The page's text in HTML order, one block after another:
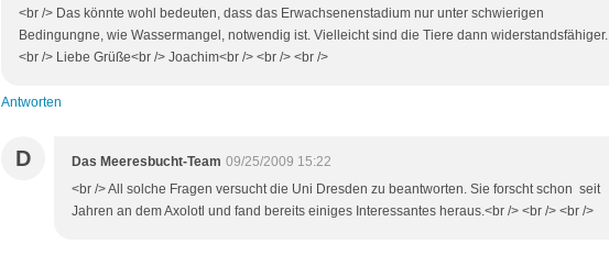
<br /> Das könnte wohl bedeuten, dass das Erwachsenenstadium nur unter schwierigen
Bedingungne, wie Wassermangel, notwendig ist. Vielleicht sind die Tiere dann widerstandsfähiger.
<br /> Liebe Grüße<br /> Joachim<br /> <br /> <br />
Antworten
D Das Meeresbucht-Team 09/25/2009 15:22
<br /> All solche Fragen versucht die Uni Dresden zu beantworten. Sie forscht schon seit
Jahren an dem Axolotl und fand bereits einiges Interessantes heraus.<br /> <br /> <br />